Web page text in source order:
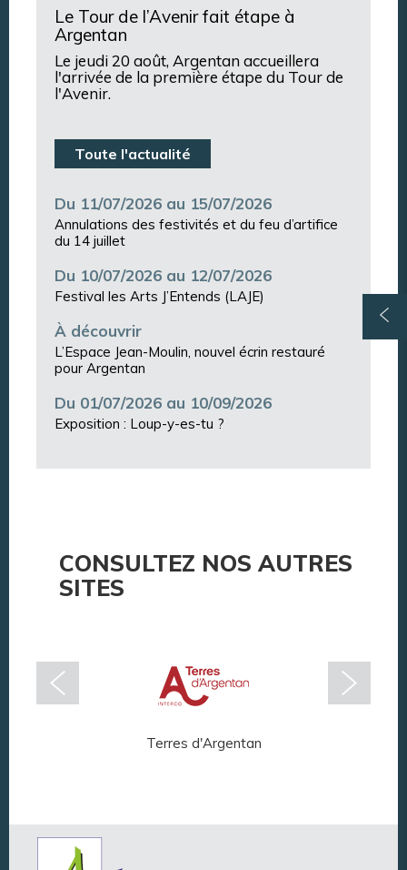
Le Tour de l’Avenir fait étape à
Argentan
Le jeudi 20 août, Argentan accueillera
l'arrivée de la première étape du Tour de
l'Avenir.
Toute l'actualité
Du 11/07/2026 au 15/07/2026
Annulations des festivités et du feu d’artifice
du 14 juillet
Du 10/07/2026 au 12/07/2026
Festival les Arts J’Entends (LAJE)
À découvrir
L’Espace Jean-Moulin, nouvel écrin restauré
pour Argentan
Du 01/07/2026 au 10/09/2026
Exposition : Loup-y-es-tu ?
CONSULTEZ NOS AUTRES
SITES
Terres d'Argentan